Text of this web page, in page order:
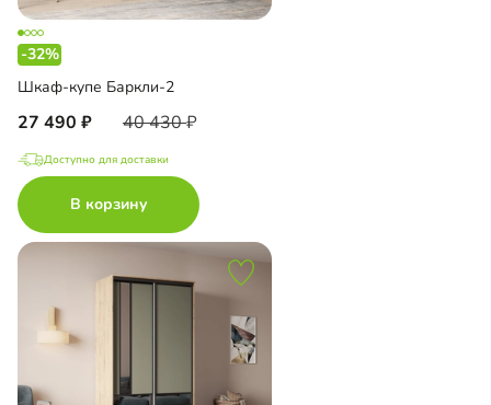
-32%
Шкаф-купе Баркли-2
27 490 40 430
Доступно для доставки
В корзину